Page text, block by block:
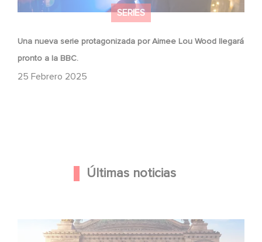
SERIES
Una nueva serie protagonizada por Aimee Lou Wood llegará
pronto a la BBC.
25 Febrero 2025
Últimas noticias
Gaumont y Good Hero anuncian la secuela de Ballerina